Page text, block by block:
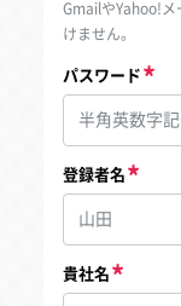
GmailやYahoo!メ
けません。
パスワード
登録者名
貴社名